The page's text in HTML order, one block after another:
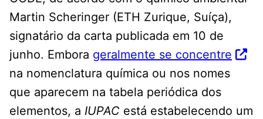
Martin Scheringer (ETH Zurique, Suíça),
signatário da carta publicada em 10 de
junho. Embora geralmente se concentre
na nomenclatura química ou nos nomes
que aparecem na tabela periódica dos
elementos, a IUPAC está estabelecendo um